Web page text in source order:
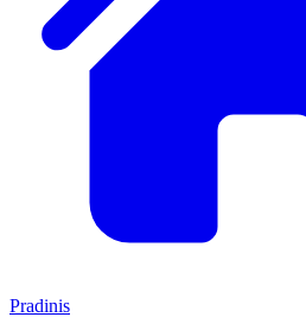
Pradinis